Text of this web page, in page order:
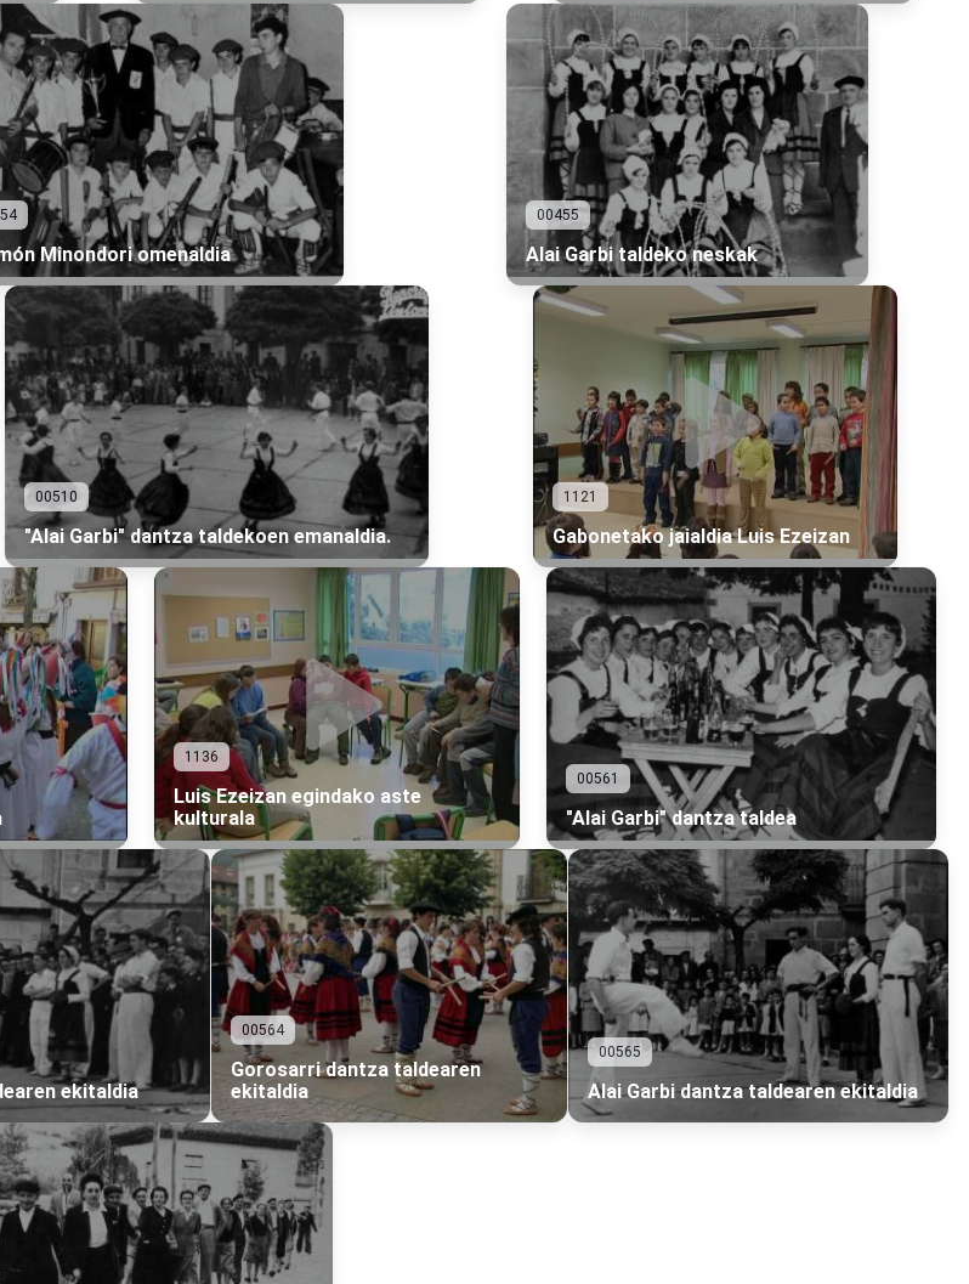
Minondori omenaldia
00455
Alai Garbi taldeko neskak
00510
"Alai Garbi" dantza taldekoen emanaldia.
1121
Gabonetako jaialdia Luis Ezeizan
1136
Luis Ezeizan egindako aste
kulturala
00561
"Alai Garbi" dantza taldea
ekitaldia
00564
Gorosarri dantza taldearen
ekitaldia
00565
Alai Garbi dantza taldearen ekitaldia